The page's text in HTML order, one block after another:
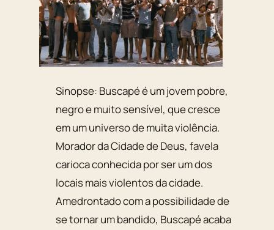
Sinopse: Buscapé é um jovem pobre,
negro e muito sensível, que cresce
em um universo de muita violência.
Morador da Cidade de Deus, favela
carioca conhecida por ser um dos
locais mais violentos da cidade.
Amedrontado com a possibilidade de
se tornar um bandido, Buscapé acaba